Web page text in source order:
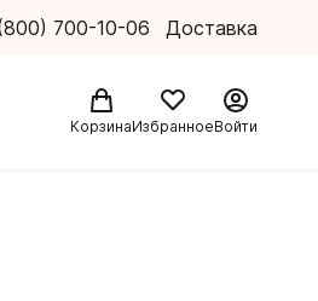
700-10-06 Доставка
КорзинаИзбранноеВойти